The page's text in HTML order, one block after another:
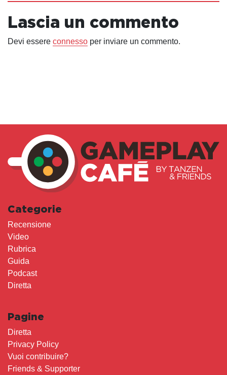
Lascia un commento
Devi essere connesso per inviare un commento.
Categorie
Recensione
Video
Rubrica
Guida
Podcast
Diretta
Pagine
Diretta
Privacy Policy
Vuoi contribuire?
Friends & Supporter